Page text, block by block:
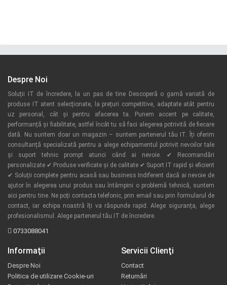
Despre Noi
Soluții IT de încredere, la un pas de tine Descoperă o gamă variată de
produse IT atent selecționate, la prețuri competitive, adaptate atât pentru
uz personal, cât și pentru afacerea ta. Punem accent pe calitate,
performanță și fiabilitate, astfel încât tu să faci alegerea potrivită de fiecare
dată. Nu suntem doar un magazin – suntem partenerul tău IT. Îți oferim
consultanță specializată pentru a alege echipamentul potrivit nevoilor tale
și suport tehnic prompt atunci când ai nevoie. ✔ Recomandări
personalizate ✔ Produse verificate și de calitate ✔ Suport IT rapid și eficient
✔ Soluții complete pentru acasă sau business Indiferent dacă ai nevoie de
ajutor în alegerea unui produs sau întâmpini o problemă tehnică, suntem
aici pentru tine. Ne poți contacta telefonic, prin email sau prin formularul de
contact, iar echipa noastră îți va răspunde rapid. Alege siguranța, alege
profesionalismul. Alege partenerul tău IT de încredere.
0733088041
Informaţii
Despre Noi
Politica de utilizare Cookie-uri
Servicii Clienţi
Contact
Returnări